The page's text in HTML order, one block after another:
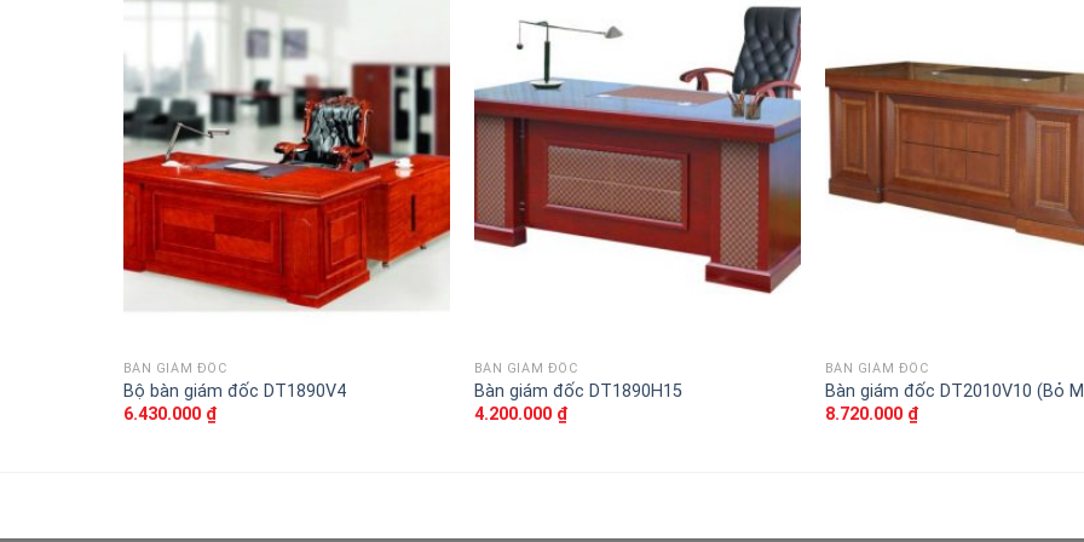
Thêm
vào
sản
phẩm
yêu
thích
BÀN GIÁM ĐỐC
Bộ bàn giám đốc DT1890V4
6.430.000 ₫
Thêm
vào
sản
phẩm
yêu
thích
BÀN GIÁM ĐỐC
Bàn giám đốc DT1890H15
4.200.000 ₫
BÀN GIÁM ĐỐC
Bàn giám đốc DT2010V10 (Bỏ
8.720.000 ₫